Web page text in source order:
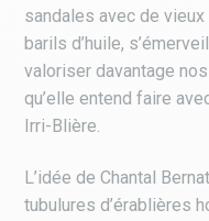
sandales avec de
barils d’huile,
valoriser davantage
qu’elle entend faire
Irri-Blière.
L’idée de Chantal
tubulures d’érablières